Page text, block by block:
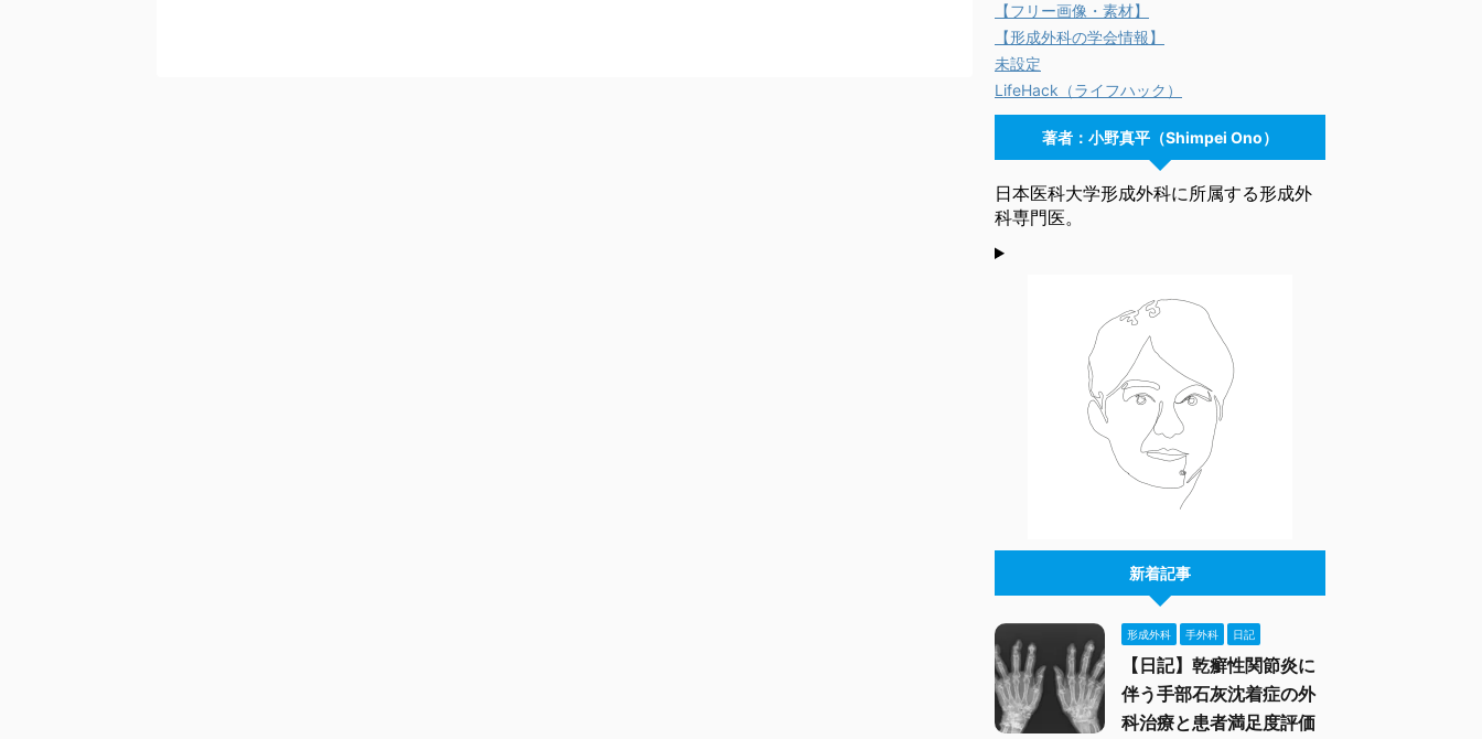
【フリー画像・素材】
【形成外科の学会情報】
未設定
LifeHack（ライフハック）
著者：小野真平（Shimpei Ono）
日本医科大学形成外科に所属する形成外
科専門医。
新着記事
形成外科 手外科 日記
【日記】乾癬性関節炎に
伴う手部石灰沈着症の外
科治療と患者満足度評価